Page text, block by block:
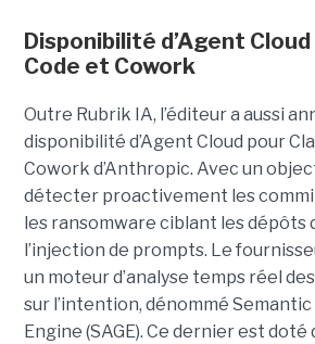
Disponibilité d’Agent
Code et Cowork
Outre Rubrik IA, l’éditeur a aussi
disponibilité d’Agent Cloud pour
Cowork d’Anthropic. Avec un
détecter proactivement les
les ransomware ciblant les dépôts
l’injection de prompts. Le
un moteur d’analyse temps réel
sur l’intention, dénommé
Engine (SAGE). Ce dernier est